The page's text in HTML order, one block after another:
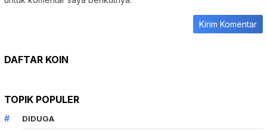
DAFTAR KOIN
TOPIK POPULER
DIDUGA